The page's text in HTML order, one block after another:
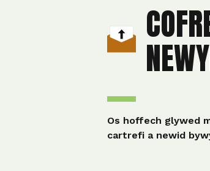
Os hoffech glywed
cartrefi a newid